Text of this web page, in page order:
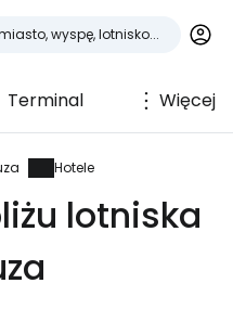
Terminal Więcej
Hotele
lotniska
podróżniczej